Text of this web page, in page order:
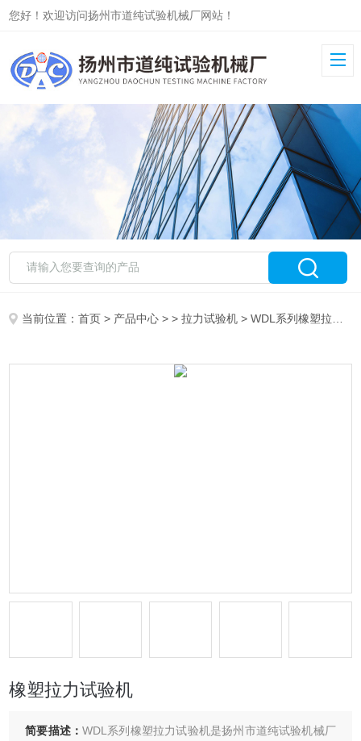
您好！欢迎访问扬州市道纯试验机械厂网站！
当前位置：首页 > 产品中心 > >拉力试验机 > WDL系列橡塑拉力试验机
橡塑拉力试验机
简要描述：WDL系列橡塑拉力试验机是扬州市道纯试验机械厂